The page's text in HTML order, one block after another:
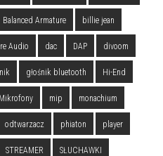
Balanced Armature billie jean
Audio dac DAP divoom
głośnik bluetooth Hi-End
Mikrofony mip monachium
odtwarzacz phiaton player
STREAMER SŁUCHAWKI